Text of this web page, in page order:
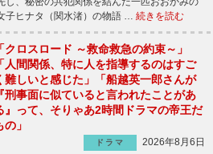
子ヒナタ（関水渚）の物語 … 続きを読む
「クロスロード ～救命救急の約束～」
「人間関係、特に人を指導するのはすご
難しいと感じた」「船越英一郎さんが
『刑事面に似ていると言われたことがあ
』って、そりゃあ2時間ドラマの帝王だ
の」
ドラマ
2026年8月6日